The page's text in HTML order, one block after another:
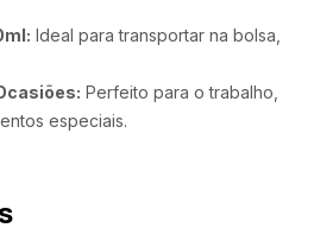
Ideal para transportar na bolsa,
Perfeito para o trabalho,
especiais.